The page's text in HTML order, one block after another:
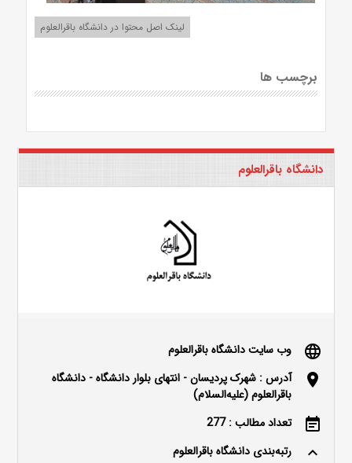
لینک اصل محتوا در دانشگاه باقرالعلوم
برچسب ها
دانشگاه باقرالعلوم
language وب سایت دانشگاه باقرالعلوم
location_on
آدرس : شهرک پردیسان - انتهای بلوار دانشگاه - دانشگاه
باقرالعلوم (علیه‌السلام)
event_note تعداد مطالب : 277
keyboard_arrow_up رتبه‌بندی دانشگاه باقرالعلوم